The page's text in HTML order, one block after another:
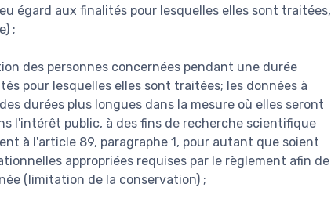
égard aux finalités pour lesquelles elles sont traitées,
;
des personnes concernées pendant une durée
pour lesquelles elles sont traitées; les données à
durées plus longues dans la mesure où elles seront
l'intérêt public, à des fins de recherche scientifique
à l'article 89, paragraphe 1, pour autant que soient
appropriées requises par le règlement afin de
(limitation de la conservation) ;